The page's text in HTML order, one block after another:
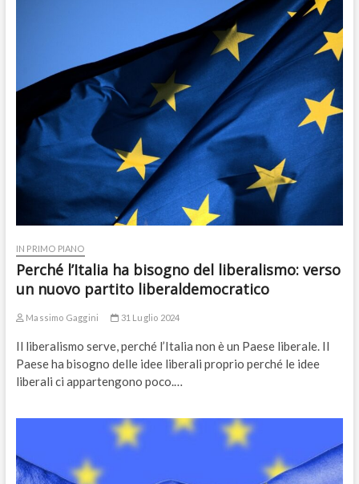
IN PRIMO PIANO
Perché l’Italia ha bisogno del liberalismo: verso
un nuovo partito liberaldemocratico
Massimo Gaggini 31 Luglio 2024
Il liberalismo serve, perché l’Italia non è un Paese liberale. Il
Paese ha bisogno delle idee liberali proprio perché le idee
liberali ci appartengono poco.…